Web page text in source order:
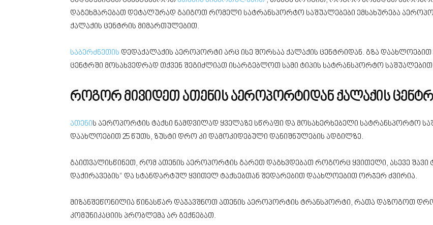
დაგეხმარებათ დეტალურად გაიგოთ რომელი სატრანსპორტო საშუალებები ემსახურება
ქალაქის ცენტრის მიმართულებით.
საბერძნეთის დედაქალაქის აეროპორტი არც ისე შორსაა ქალაქის ცენტრიდან. გზა დაახლოებით
ცენტრში მოსახვედრად თქვენ შეგიძლიათ ისარგებლოთ სამი ტიპის სატრანსპორტო
როგორ მივიდეთ ათენის აეროპორტიდან ქალაქის
ათენის აეროპორტის ტაქსი ნამდვილად ყველაზე სწრაფი და მოსახერხებელი სატრანსპორტო
დაახლოებით 25 წუთს, ზუსტი დრო კი დამოკიდებული დანიშნულების ადგილზე.
გაითვალისწინეთ, რომ ათენის აეროპორტის გარეთ დაგხვდებათ როგორც ყვითელი, ასევე შავი
დაქირავების“ და სტანდარტულ ყვითელ ტაქსებთან შედარებით დაახლოებით ორჯერ ძვირია.
მიზანშეწონილია წინასწარ დაჯავშნოთ ათენის აეროპორტის ტრანსპორტი, რათა დაზოგოთ
კომუნიკაციის პრობლემა არ გექნებათ.